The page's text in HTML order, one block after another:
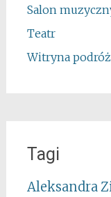
Salon
Teatr
Witryna
Tagi
Aleksandra